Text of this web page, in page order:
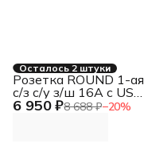
Осталось 2 штуки
6 950 ₽8 688 ₽−20%
Розетка ROUND 1-ая
с/з с/у з/ш 16А с USB
A+C быстрой